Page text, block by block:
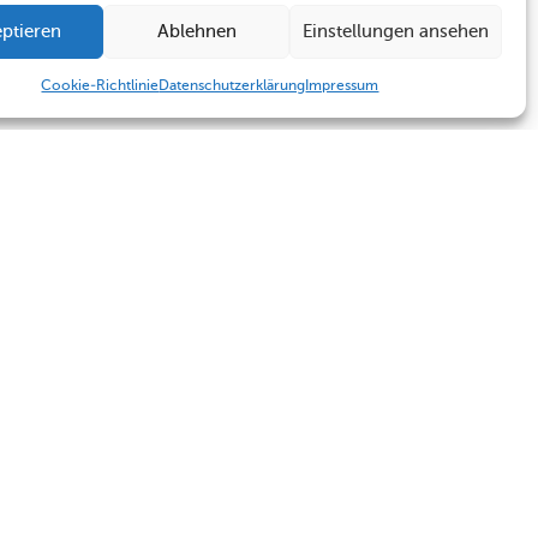
Ablehnen Einstellungen ansehen
Cookie-RichtlinieDatenschutzerklärung Impressum